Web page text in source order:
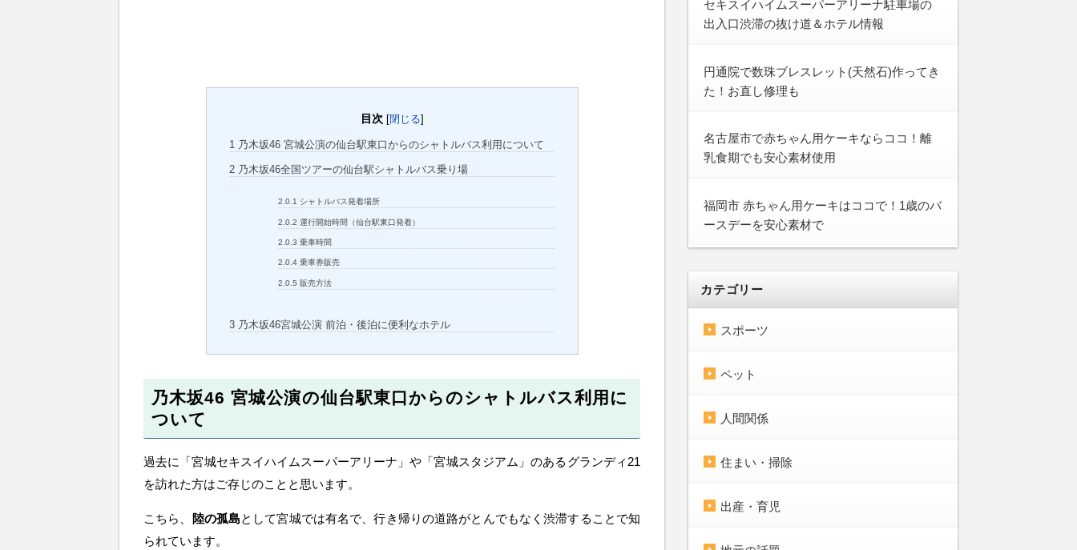
目次 [閉じる]
1 乃木坂46 宮城公演の仙台駅東口からのシャトルバス利用について
2 乃木坂46全国ツアーの仙台駅シャトルバス乗り場
2.0.1 シャトルバス発着場所
2.0.2 運行開始時間（仙台駅東口発着）
2.0.3 乗車時間
2.0.4乗車券販売
2.0.5 販売方法
3 乃木坂46宮城公演 前泊・後泊に便利なホテル
乃木坂46 宮城公演の仙台駅東口からのシャトルバス利用に
ついて
過去に「宮城セキスイハイムスーパーアリーナ」や「宮城スタジアム」のあるグランディ21
を訪れた方はご存じのことと思います。
こちら、 陸の孤島として宮城では有名で、行き帰りの道路がとんでもなく渋滞することで知
られています。
セキスイハイムスーパーアリーナ駐車場の
出入口渋滞の抜け道＆ホテル情報
円通院で数珠ブレスレット(天然石)作ってき
た！お直し修理も
名古屋市で赤ちゃん用ケーキならココ！離
乳食期でも安心素材使用
福岡市 赤ちゃん用ケーキはココで！1歳のバ
ースデーを安心素材で
カテゴリー
スポーツ
ペット
人間関係
住まい・掃除
出産・育児